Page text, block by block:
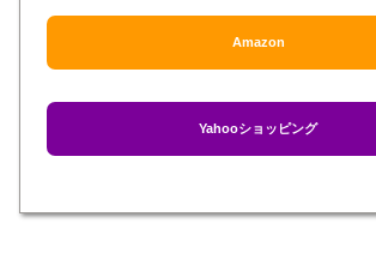
Amazon
Yahooショッピング